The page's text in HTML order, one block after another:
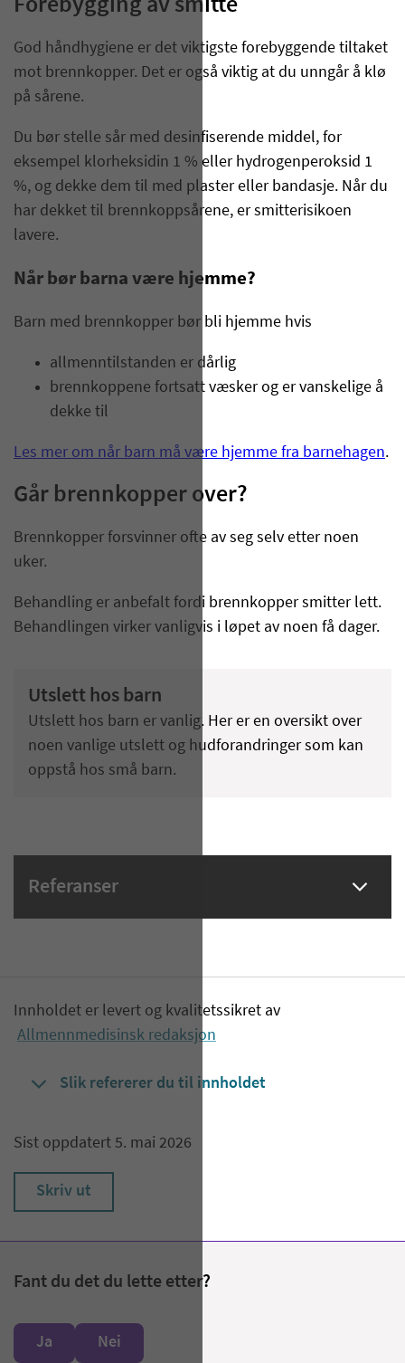
Forebygging av smitte
God håndhygiene er det viktigste forebyggende tiltaket
mot brennkopper. Det er også viktig at du unngår å klø
på sårene.
Du bør stelle sår med desinfiserende middel, for
eksempel klorheksidin 1 % eller hydrogenperoksid 1
%, og dekke dem til med plaster eller bandasje. Når du
har dekket til brennkoppsårene, er smitterisikoen
lavere.
Når bør barna være hjemme?
Barn med brennkopper bør bli hjemme hvis
allmenntilstanden er dårlig
brennkoppene fortsatt væsker og er vanskelige å
dekke til
Les mer om når barn må være hjemme fra barnehagen.
Går brennkopper over?
Brennkopper forsvinner ofte av seg selv etter noen
uker.
Behandling er anbefalt fordi brennkopper smitter lett.
Behandlingen virker vanligvis i løpet av noen få dager.
Utslett hos barn
Utslett hos barn er vanlig. Her er en oversikt over
noen vanlige utslett og hudforandringer som kan
oppstå hos små barn.
Referanser
Innholdet er levert og kvalitetssikret av
Allmennmedisinsk redaksjon
Slik refererer du til innholdet
Sist oppdatert 5. mai 2026
Skriv ut
Fant du det du lette etter?
Ja Nei